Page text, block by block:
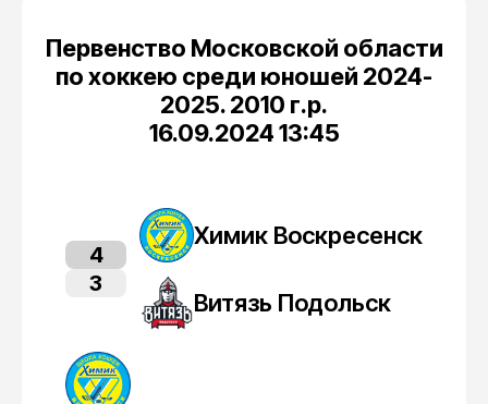
Первенство Московской области
по хоккею среди юношей 2024-
2025. 2010 г.р.
16.09.2024 13:45
Химик Воскресенск
4
3
Витязь Подольск